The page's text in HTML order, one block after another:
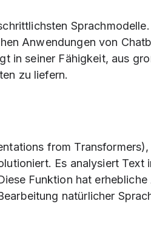
Anwendungen von
in seiner Fähigkeit, aus
zu liefern.
from
Es analysiert Text
Funktion hat
natürlicher